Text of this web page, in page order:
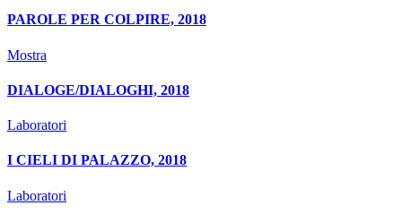
PAROLE PER COLPIRE, 2018
Mostra
DIALOGE/DIALOGHI, 2018
Laboratori
I CIELI DI PALAZZO, 2018
Laboratori